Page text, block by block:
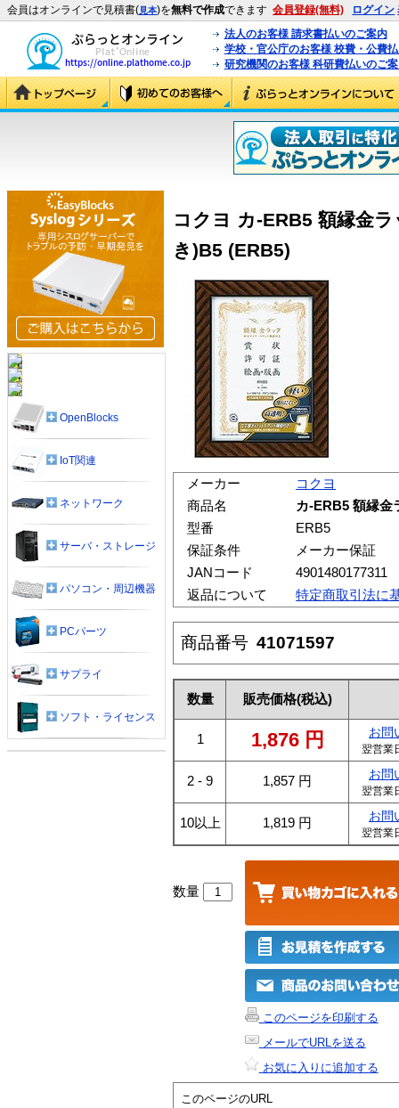
会員はオンラインで見積書(見本)を無料で作成できます 会員登録(無料) ログイン
法人のお客様 請求書払いのご案内
学校・官公庁のお客様 校費・公費
研究機関のお客様 科研費払いのご
コクヨ カ-ERB5 額縁金
き)B5 (ERB5)
メーカー
コクヨ
商品名
カ-ERB5 額縁金
型番
ERB5
保証条件
メーカー保証
JANコード
4901480177311
返品について
特定商取引法に
商品番号 41071597
数量 販売価格(税込)
1 1,876 円 お問
翌営業
2 - 9 1,857 円 お問
翌営業
10以上 1,819 円 お問
翌営業
数量
このページを印刷する
メールでURLを送る
お気に入りに追加する
このページのURL
OpenBlocks
IoT関連
ネットワーク
サーバ・ストレージ
パソコン・周辺機器
PCパーツ
サプライ
ソフト・ライセンス